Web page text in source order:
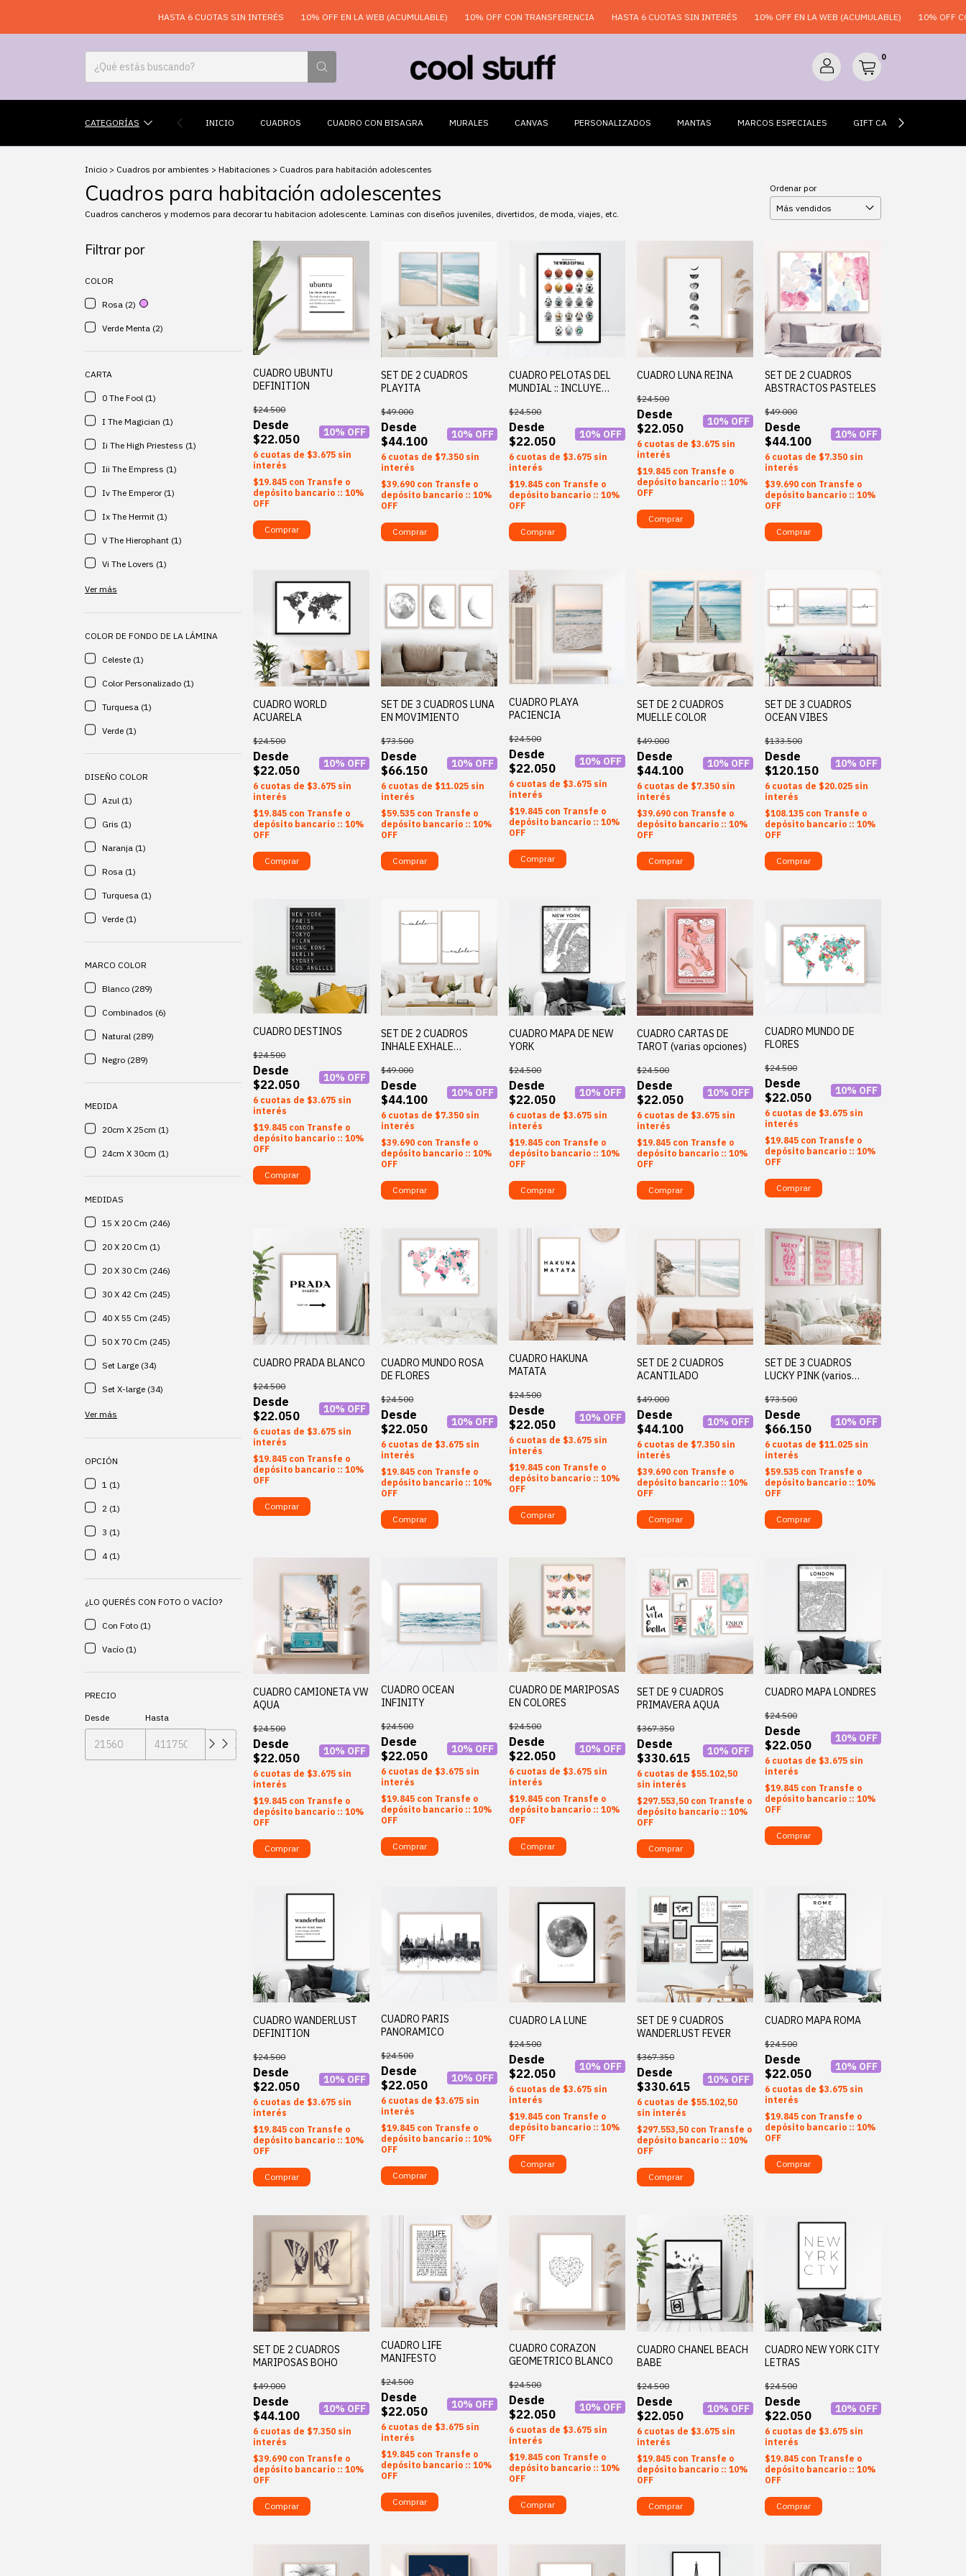
HASTA 6 CUOTAS SIN INTERÉS 10% OFF EN LA WEB (ACUMULABLE) 10% OFF CON TRANSFERENCIA HASTA 6 CUOTAS SIN INTERÉS 10% OFF EN LA WEB (ACUMULABLE) 10% OFF CON
0
CATEGORÍAS INICIO CUADROS CUADRO CON BISAGRA MURALES CANVAS PERSONALIZADOS MANTAS MARCOS ESPECIALES GIFT CARDS
Inicio > Cuadros por ambientes > Habitaciones > Cuadros para habitación adolescentes
Cuadros para habitación adolescentes
Cuadros cancheros y modernos para decorar tu habitacion adolescente. Laminas con diseños juveniles, divertidos, de moda, viajes, etc.
Ordenar por
Filtrar por
COLOR
Rosa (2)
Verde Menta (2)
CARTA
0 The Fool (1)
I The Magician (1)
Ii The High Priestess (1)
Iii The Empress (1)
Iv The Emperor (1)
Ix The Hermit (1)
V The Hierophant (1)
Vi The Lovers (1)
Ver más
COLOR DE FONDO DE LA LÁMINA
Celeste (1)
Color Personalizado (1)
Turquesa (1)
Verde (1)
DISEÑO COLOR
Azul (1)
Gris (1)
Naranja (1)
Rosa (1)
Turquesa (1)
Verde (1)
MARCO COLOR
Blanco (289)
Combinados (6)
Natural (289)
Negro (289)
MEDIDA
20cm X 25cm (1)
24cm X 30cm (1)
MEDIDAS
15 X 20 Cm (246)
20 X 20 Cm (1)
20 X 30 Cm (246)
30 X 42 Cm (245)
40 X 55 Cm (245)
50 X 70 Cm (245)
Set Large (34)
Set X-large (34)
Ver más
OPCIÓN
1 (1)
2 (1)
3 (1)
4 (1)
¿LO QUERÉS CON FOTO O VACÍO?
Con Foto (1)
Vacío (1)
PRECIO
Desde Hasta
CUADRO UBUNTU
DEFINITION
$22.050
$24.500
10% OFF
6 $3.675 sin
interés
$19.845 con Transfe o
depósito bancario :: 10%
OFF
Comprar
SET DE 2 CUADROS
PLAYITA
$44.100
$49.000
10% OFF
6 $7.350 sin
interés
$39.690 con Transfe o
depósito bancario :: 10%
OFF
Comprar
CUADRO PELOTAS DEL
MUNDIAL :: INCLUYE
$22.050
$24.500
10% OFF
6 $3.675 sin
interés
$19.845 con Transfe o
depósito bancario :: 10%
OFF
Comprar
CUADRO LUNA REINA
$22.050
$24.500
10% OFF
6 $3.675 sin
interés
$19.845 con Transfe o
depósito bancario :: 10%
OFF
Comprar
SET DE 2 CUADROS
ABSTRACTOS PASTELES
$44.100
$49.000
10% OFF
6 $7.350 sin
interés
$39.690 con Transfe o
depósito bancario :: 10%
OFF
Comprar
CUADRO WORLD
ACUARELA
$22.050
$24.500
10% OFF
6 $3.675 sin
interés
$19.845 con Transfe o
depósito bancario :: 10%
OFF
Comprar
SET DE 3 CUADROS LUNA
EN MOVIMIENTO
$66.150
$73.500
10% OFF
6 $11.025 sin
interés
$59.535 con Transfe o
depósito bancario :: 10%
OFF
Comprar
CUADRO PLAYA
PACIENCIA
$22.050
$24.500
10% OFF
6 $3.675 sin
interés
$19.845 con Transfe o
depósito bancario :: 10%
OFF
Comprar
SET DE 2 CUADROS
MUELLE COLOR
$44.100
$49.000
10% OFF
6 $7.350 sin
interés
$39.690 con Transfe o
depósito bancario :: 10%
OFF
Comprar
SET DE 3 CUADROS
OCEAN VIBES
$120.150
$133.500
10% OFF
6 $20.025 sin
interés
$108.135 con Transfe o
depósito bancario :: 10%
OFF
Comprar
CUADRO DESTINOS
$22.050
$24.500
10% OFF
6 $3.675 sin
interés
$19.845 con Transfe o
depósito bancario :: 10%
OFF
Comprar
SET DE 2 CUADROS
INHALE EXHALE
$44.100
$49.000
10% OFF
6 $7.350 sin
interés
$39.690 con Transfe o
depósito bancario :: 10%
OFF
Comprar
CUADRO MAPA DE NEW
YORK
$22.050
$24.500
10% OFF
6 $3.675 sin
interés
$19.845 con Transfe o
depósito bancario :: 10%
OFF
Comprar
CUADRO CARTAS DE
TAROT (varias opciones)
$22.050
$24.500
10% OFF
6 $3.675 sin
interés
$19.845 con Transfe o
depósito bancario :: 10%
OFF
Comprar
CUADRO MUNDO DE
FLORES
$22.050
$24.500
10% OFF
6 $3.675 sin
interés
$19.845 con Transfe o
depósito bancario :: 10%
OFF
Comprar
CUADRO PRADA BLANCO
$22.050
$24.500
10% OFF
6 $3.675 sin
interés
$19.845 con Transfe o
depósito bancario :: 10%
OFF
Comprar
CUADRO MUNDO ROSA
DE FLORES
$22.050
$24.500
10% OFF
6 $3.675 sin
interés
$19.845 con Transfe o
depósito bancario :: 10%
OFF
Comprar
CUADRO HAKUNA
MATATA
$22.050
$24.500
10% OFF
6 $3.675 sin
interés
$19.845 con Transfe o
depósito bancario :: 10%
OFF
Comprar
SET DE 2 CUADROS
ACANTILADO
$44.100
$49.000
10% OFF
6 $7.350 sin
interés
$39.690 con Transfe o
depósito bancario :: 10%
OFF
Comprar
SET DE 3 CUADROS
LUCKY PINK (varios
$66.150
$73.500
10% OFF
6 $11.025 sin
interés
$59.535 con Transfe o
depósito bancario :: 10%
OFF
Comprar
CUADRO CAMIONETA VW
AQUA
$22.050
$24.500
10% OFF
6 $3.675 sin
interés
$19.845 con Transfe o
depósito bancario :: 10%
OFF
Comprar
CUADRO OCEAN
INFINITY
$22.050
$24.500
10% OFF
6 $3.675 sin
interés
$19.845 con Transfe o
depósito bancario :: 10%
OFF
Comprar
CUADRO DE MARIPOSAS
EN COLORES
$22.050
$24.500
10% OFF
6 $3.675 sin
interés
$19.845 con Transfe o
depósito bancario :: 10%
OFF
Comprar
SET DE 9 CUADROS
PRIMAVERA AQUA
$330.615
$367.350
10% OFF
6
$55.102,50
sin interés
$297.553,50 con Transfe o
depósito bancario :: 10%
OFF
Comprar
CUADRO MAPA LONDRES
$22.050
$24.500
10% OFF
6 $3.675 sin
interés
$19.845 con Transfe o
depósito bancario :: 10%
OFF
Comprar
CUADRO WANDERLUST
DEFINITION
$22.050
$24.500
10% OFF
6 $3.675 sin
interés
$19.845 con Transfe o
depósito bancario :: 10%
OFF
Comprar
CUADRO PARIS
PANORAMICO
$22.050
$24.500
10% OFF
6 $3.675 sin
interés
$19.845 con Transfe o
depósito bancario :: 10%
OFF
Comprar
CUADRO LA LUNE
$22.050
$24.500
10% OFF
6 $3.675 sin
interés
$19.845 con Transfe o
depósito bancario :: 10%
OFF
Comprar
SET DE 9 CUADROS
WANDERLUST FEVER
$330.615
$367.350
10% OFF
6
$55.102,50
sin interés
$297.553,50 con Transfe o
depósito bancario :: 10%
OFF
Comprar
CUADRO MAPA ROMA
$22.050
$24.500
10% OFF
6 $3.675 sin
interés
$19.845 con Transfe o
depósito bancario :: 10%
OFF
Comprar
SET DE 2 CUADROS
MARIPOSAS BOHO
$44.100
$49.000
10% OFF
6 $7.350 sin
interés
$39.690 con Transfe o
depósito bancario :: 10%
OFF
Comprar
CUADRO LIFE
MANIFESTO
$22.050
$24.500
10% OFF
6 $3.675 sin
interés
$19.845 con Transfe o
depósito bancario :: 10%
OFF
Comprar
CUADRO CORAZON
GEOMETRICO BLANCO
$22.050
$24.500
10% OFF
6 $3.675 sin
interés
$19.845 con Transfe o
depósito bancario :: 10%
OFF
Comprar
CUADRO CHANEL BEACH
BABE
$22.050
$24.500
10% OFF
6 $3.675 sin
interés
$19.845 con Transfe o
depósito bancario :: 10%
OFF
Comprar
CUADRO NEW YORK CITY
LETRAS
$22.050
$24.500
10% OFF
6 $3.675 sin
interés
$19.845 con Transfe o
depósito bancario :: 10%
OFF
Comprar